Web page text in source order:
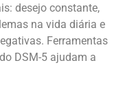
desejo constante,
na vida diária e
Ferramentas
DSM-5 ajudam a